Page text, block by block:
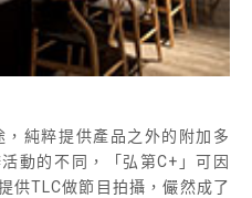
，純粹提供產品之外的附加多
動的不同，「弘第C+」可因
供TLC做節目拍攝，儼然成了